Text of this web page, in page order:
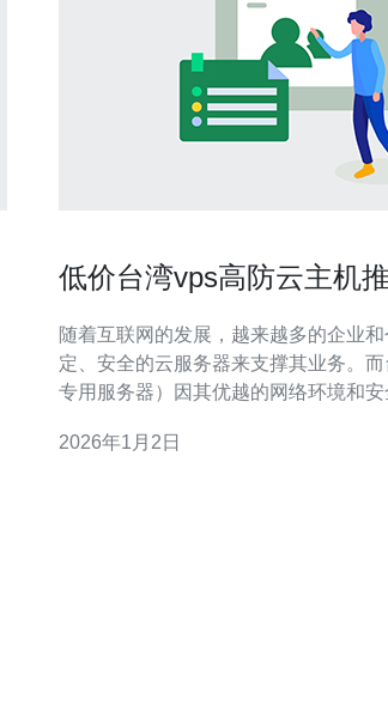
低价台湾vps高防云主机
随着互联网的发展，越来越多的企业
定、安全的云服务器来支撑其业务。
专用服务器）因其优越的网络环境和
主机，并进行详细评测。 首先，我们来了解一下什么是
2026年1月2日